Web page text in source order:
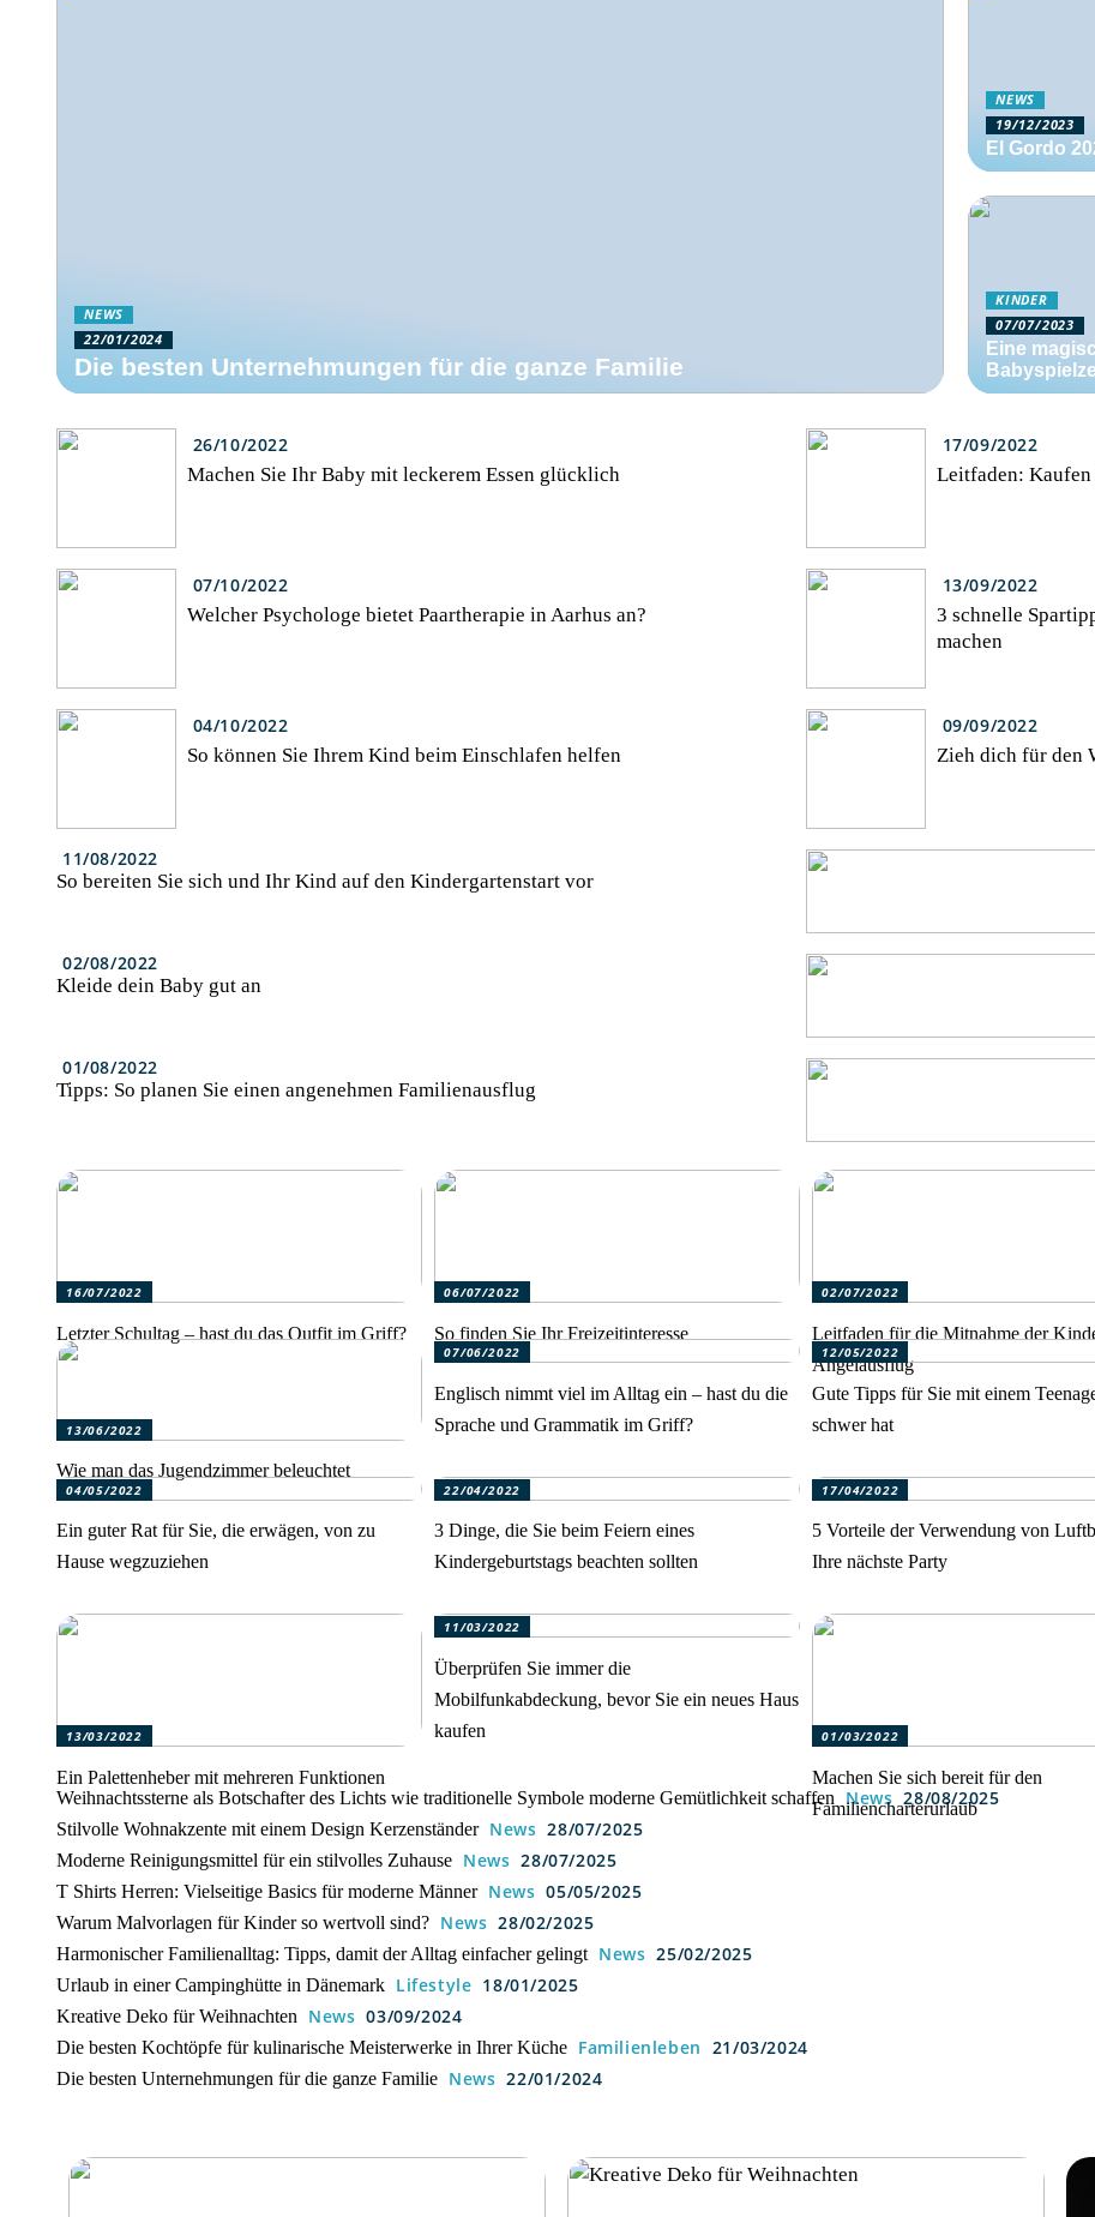
NEWS
22/01/2024
Die besten Unternehmungen für die ganze Familie
NEWS
19/12/2023
El Gordo
KINDER
07/07/2023
Eine
26/10/2022
Machen Sie Ihr Baby mit leckerem Essen glücklich
07/10/2022
Welcher Psychologe bietet Paartherapie in Aarhus an?
04/10/2022
So können Sie Ihrem Kind beim Einschlafen helfen
17/09/2022
Leitfaden: Kaufen
13/09/2022
3 schnelle
machen
09/09/2022
Zieh dich für den
11/08/2022
So bereiten Sie sich und Ihr Kind auf den Kindergartenstart vor
02/08/2022
Kleide dein Baby gut an
01/08/2022
Tipps: So planen Sie einen angenehmen Familienausflug
16/07/2022
Letzter Schultag – hast du das Outfit im Griff?
06/07/2022
So finden Sie Ihr Freizeitinteresse
02/07/2022
Leitfaden für die Mitnahme der
Angelausflug
13/06/2022
Wie man das Jugendzimmer beleuchtet
07/06/2022
Englisch nimmt viel im Alltag ein – hast du die
Sprache und Grammatik im Griff?
12/05/2022
Gute Tipps für Sie mit einem
schwer hat
04/05/2022
Ein guter Rat für Sie, die erwägen, von zu
Hause wegzuziehen
22/04/2022
3 Dinge, die Sie beim Feiern eines
Kindergeburtstags beachten sollten
17/04/2022
5 Vorteile der Verwendung von
Ihre nächste Party
13/03/2022
Ein Palettenheber mit mehreren Funktionen
11/03/2022
Überprüfen Sie immer die
Mobilfunkabdeckung, bevor Sie ein neues Haus
kaufen
01/03/2022
Machen Sie sich bereit für den
Familiencharterurlaub
Weihnachtssterne als Botschafter des Lichts wie traditionelle Symbole moderne Gemütlichkeit schaffen News 28/08/2025
Stilvolle Wohnakzente mit einem Design Kerzenständer News 28/07/2025
Moderne Reinigungsmittel für ein stilvolles Zuhause News 28/07/2025
T Shirts Herren: Vielseitige Basics für moderne Männer News 05/05/2025
Warum Malvorlagen für Kinder so wertvoll sind? News 28/02/2025
Harmonischer Familienalltag: Tipps, damit der Alltag einfacher gelingt News 25/02/2025
Urlaub in einer Campinghütte in Dänemark Lifestyle 18/01/2025
Kreative Deko für Weihnachten News 03/09/2024
Die besten Kochtöpfe für kulinarische Meisterwerke in Ihrer Küche Familienleben 21/03/2024
Die besten Unternehmungen für die ganze Familie News 22/01/2024